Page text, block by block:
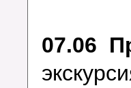
07.06